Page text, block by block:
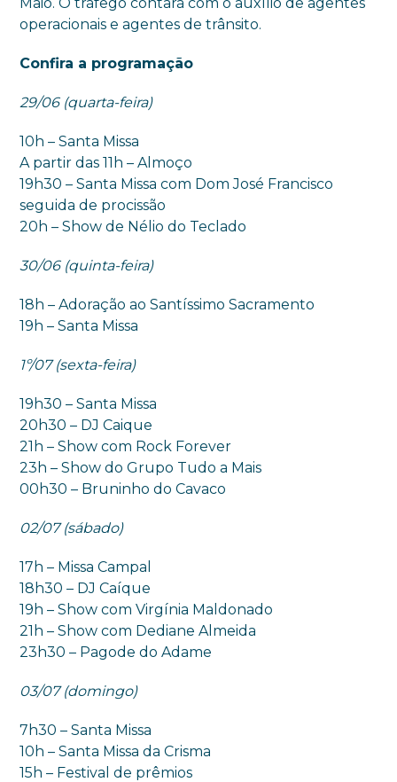
operacionais e agentes de trânsito.
Confira a programação
29/06 (quarta-feira)
10h – Santa Missa
A partir das 11h – Almoço
19h30 – Santa Missa com Dom José Francisco
seguida de procissão
20h – Show de Nélio do Teclado
30/06 (quinta-feira)
18h – Adoração ao Santíssimo Sacramento
19h – Santa Missa
1º/07 (sexta-feira)
19h30 – Santa Missa
20h30 – DJ Caique
21h – Show com Rock Forever
23h – Show do Grupo Tudo a Mais
00h30 – Bruninho do Cavaco
02/07 (sábado)
17h – Missa Campal
18h30 – DJ Caíque
19h – Show com Virgínia Maldonado
21h – Show com Dediane Almeida
23h30 – Pagode do Adame
03/07 (domingo)
7h30 – Santa Missa
10h – Santa Missa da Crisma
15h – Festival de prêmios